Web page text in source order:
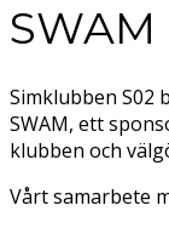
SWAM
Simklubben S02
SWAM, ett
klubben och
Vårt samarbete